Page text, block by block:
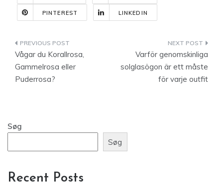
PINTEREST LINKEDIN
Indlægsnavigation
Vågar du Korallrosa,
Gammelrosa eller
Puderrosa?
Varför genomskinliga
solglasögon är ett måste
för varje outfit
Søg
Søg
Recent Posts